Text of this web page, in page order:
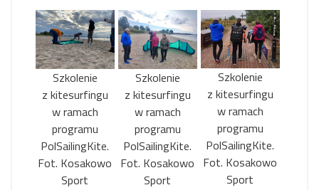
Szkolenie
z kitesurfingu
w ramach
programu
PolSailingKite.
Fot. Kosakowo
Sport
Szkolenie
z kitesurfingu
w ramach
programu
PolSailingKite.
Fot. Kosakowo
Sport
Szkolenie
z kitesurfingu
w ramach
programu
PolSailingKite.
Fot. Kosakowo
Sport